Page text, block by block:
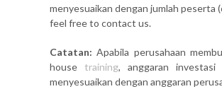
menyesuaikan dengan jumlah peserta
feel free to contact us.
Catatan: Apabila perusahaan
house training, anggaran investasi
menyesuaikan dengan anggaran